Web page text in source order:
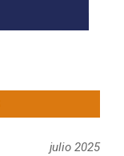
julio 2025